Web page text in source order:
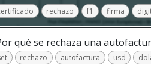
rechazo f1 firma
qué se rechaza una
rechazo autofactura usd